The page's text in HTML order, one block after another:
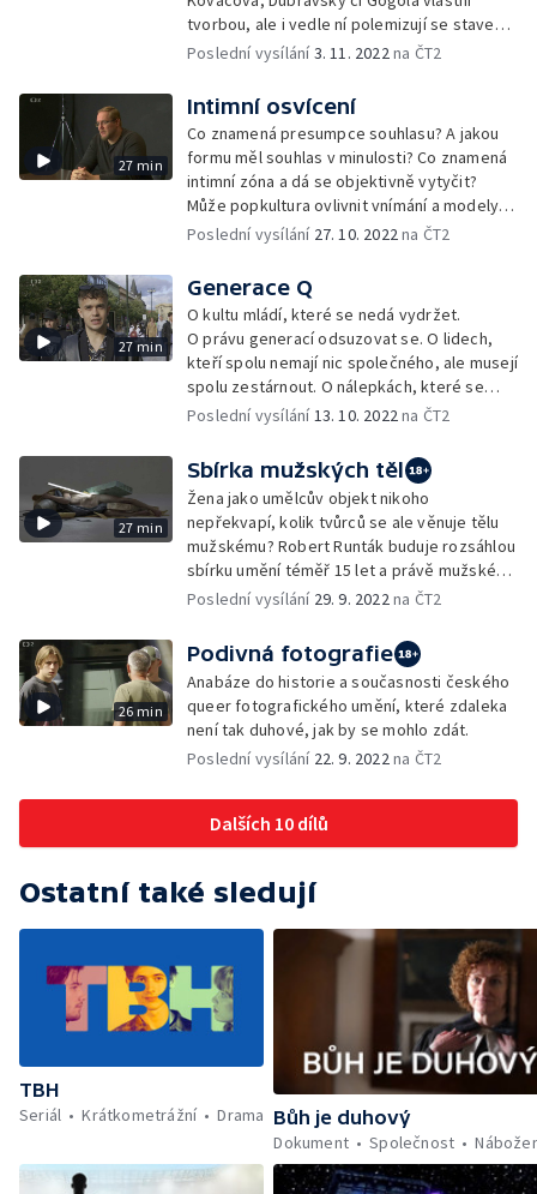
tvorbou, ale i vedle ní polemizují se stavem
současného Slovenska v politické, ale
Poslední vysílání3. 11. 2022na ČT2
27 min
Intimní osvícení
Co znamená presumpce souhlasu? A jakou
formu měl souhlas v minulosti? Co znamená
intimní zóna a dá se objektivně vytyčit?
Může popkultura ovlivnit vnímání a modely
přístupu k našemu sexu? Dokumentární
Poslední vysílání 27. 10. 2022na ČT2
27 min
Generace Q
O kultu mládí, které se nedá vydržet.
O právu generací odsuzovat se. O lidech,
kteří spolu nemají nic společného, ale musejí
spolu zestárnout. O nálepkách, které se
neustále mění.
Poslední vysílání13. 10. 2022na ČT2
27 min
Sbírka mužských těl
Žena jako umělcův objekt nikoho
nepřekvapí, kolik tvůrců se ale věnuje tělu
mužskému? Robert Runták buduje rozsáhlou
sbírku umění téměř 15 let a právě mužské
tělo tvoří jeho významnou část.
Poslední vysílání 29. 9. 2022na ČT2
26 min
Podivná fotografie
Anabáze do historie a současnosti českého
queer fotografického umění, které zdaleka
není tak duhové, jak by se mohlo zdát.
Poslední vysílání 22. 9. 2022na ČT2
Dalších 10 dílů
Ostatní také sledují
TBH
Seriál
Krátkometrážní Drama Bůh je duhový
Dokument
Společnost